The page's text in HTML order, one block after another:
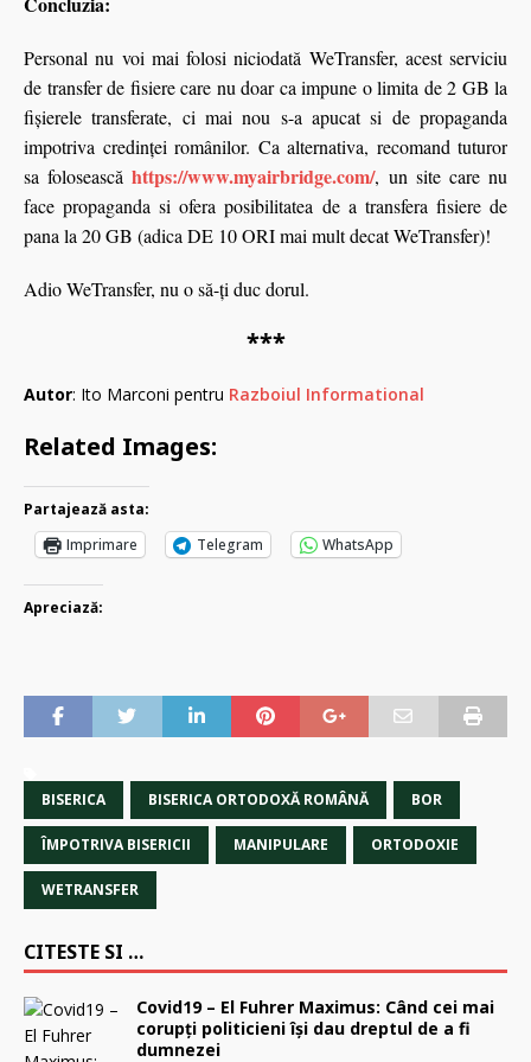
Personal nu voi mai folosi niciodată WeTransfer, acest serviciu
de transfer de fisiere care nu doar ca impune o limita de 2 GB la
fișierele transferate, ci mai nou s-a apucat si de propaganda
impotriva credinței românilor. Ca alternativa, recomand tuturor
sa foloseascăhttps://www.myairbridge.com/, un site care nu
face propaganda si ofera posibilitatea de a transfera fisiere de
pana la 20 GB (adica DE 10 ORI mai mult decat WeTransfer)!
Adio WeTransfer, nu o să-ți duc dorul.
***
Autor: Ito Marconi pentru Razboiul Informational
Related Images:
Partajează asta:
Imprimare
Telegram WhatsApp
Apreciază:
BISERICA BISERICA ORTODOXĂ ROMÂNĂ BOR
ÎMPOTRIVA BISERICII MANIPULARE ORTODOXIE
WETRANSFER
CITESTE SI …
Covid19 – El Fuhrer Maximus: Când cei mai
corupţi politicieni îşi dau dreptul de a fi
dumnezei